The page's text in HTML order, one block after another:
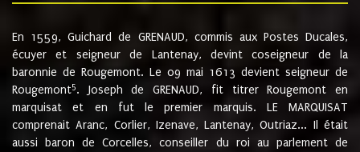
En 1559, Guichard de GRENAUD, commis aux Postes Ducales,
écuyer et seigneur de Lantenay, devint coseigneur de la
baronnie de Rougemont. Le 09 mai 1613 devient seigneur de
Rougemont5. Joseph de GRENAUD, fit titrer Rougemont en
marquisat et en fut le premier marquis. LE MARQUISAT
comprenait Aranc, Corlier, Izenave, Lantenay, Outriaz... Il était
aussi baron de Corcelles, conseiller du roi au parlement de